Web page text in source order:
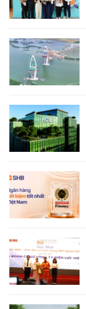
ĐỌC BÁO IN
ENGLISH
中文
FRANÇAIS
РУССКИЙ
한국어